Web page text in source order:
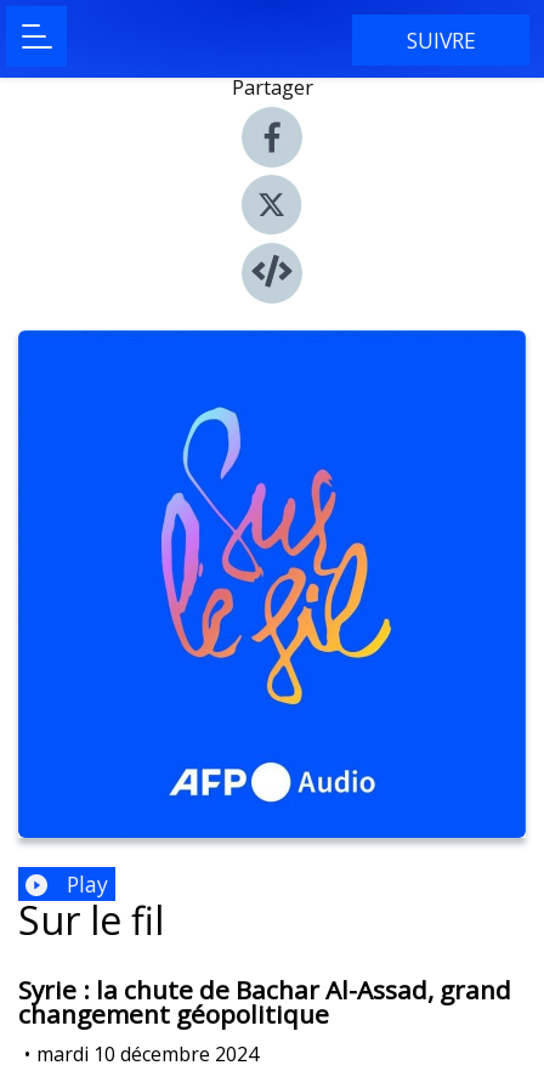
SUIVRE
Partager
Play
Sur le fil
Syrie : la chute de Bachar Al-Assad, grand
changement géopolitique
• mardi 10 décembre 2024